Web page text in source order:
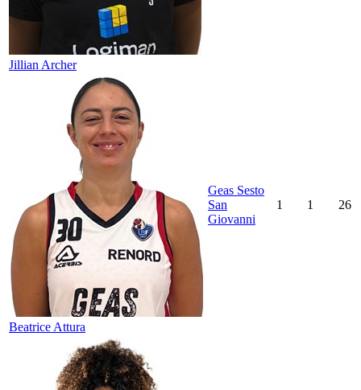
Jillian Archer
Beatrice Attura
Geas Sesto
San
Giovanni
1 1 26